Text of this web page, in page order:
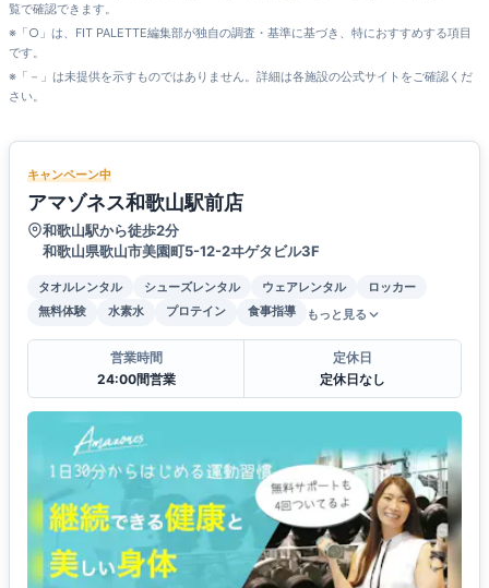
覧で確認できます。
※「○」は、FIT PALETTE編集部が独自の調査・基準に基づき、特におすすめする項目
です。
※「－」は未提供を示すものではありません。詳細は各施設の公式サイトをご確認くだ
さい。
キャンペーン中
アマゾネス和歌山駅前店
和歌山駅から徒歩2分
和歌山県歌山市美園町5-12-2ヰゲタビル3F
タオルレンタル シューズレンタル ウェアレンタル
ロッカー
無料体験
水素水 プロテイン 食事指導 もっと見る
営業時間
24:00間営業
定休日
定休日なし